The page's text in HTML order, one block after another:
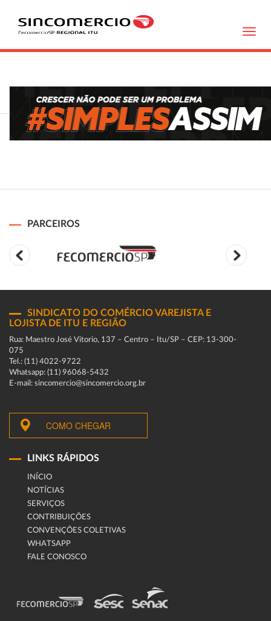
PARCEIROS
SINDICATO DO COMÉRCIO VAREJISTA E
LOJISTA DE ITU E REGIÃO
Rua: Maestro José Vitorio, 137 – Centro – Itu/SP – CEP: 13-300-
075
Tel.: (11) 4022-9722
Whatsapp: (11) 96068-5432
E-mail: sincomercio@sincomercio.org.br
COMO CHEGAR
LINKS RÁPIDOS
INÍCIO
NOTÍCIAS
SERVIÇOS
CONTRIBUIÇÕES
CONVENÇÕES COLETIVAS
WHATSAPP
FALE CONOSCO